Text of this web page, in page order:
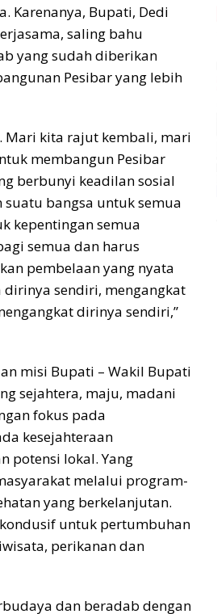
Karenanya, Bupati, Dedi
saling bahu
yang sudah diberikan
Pesibar yang lebih
Mari kita rajut kembali, mari
membangun Pesibar
berbunyi keadilan sosial
bangsa untuk semua
kepentingan semua
semua dan harus
pembelaan yang nyata
sendiri, mengangkat
dirinya sendiri,”
misi Bupati – Wakil Bupati
sejahtera, maju, madani
fokus pada​
kesejahteraan
potensi lokal. Yang
melalui​ program-
yang berkelanjutan.
untuk pertumbuhan
perikanan dan
dan beradab dengan